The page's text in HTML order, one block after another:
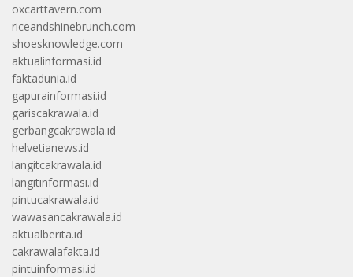
oxcarttavern.com
riceandshinebrunch.com
shoesknowledge.com
aktualinformasi.id
faktadunia.id
gapurainformasi.id
gariscakrawala.id
gerbangcakrawala.id
helvetianews.id
langitcakrawala.id
langitinformasi.id
pintucakrawala.id
wawasancakrawala.id
aktualberita.id
cakrawalafakta.id
pintuinformasi.id